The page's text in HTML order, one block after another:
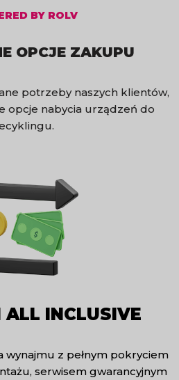
BY ROLV
OPCJE ZAKUPU
potrzeby naszych klientów,
opcje nabycia urządzeń do
INCLUSIVE
z pełnym pokryciem
serwisem gwarancyjnym